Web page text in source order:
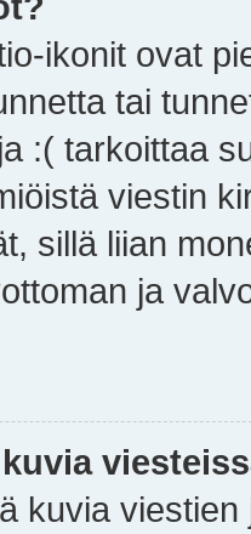
ikonit ovat
tai
:( tarkoittaa
viestin
sillä liian
ja
kuvia